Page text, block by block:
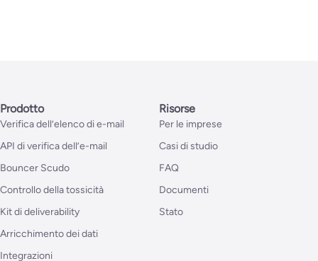
Prodotto
Verifica dell’elenco di e-mail
API di verifica dell’e-mail
Bouncer Scudo
Controllo della tossicità
Kit di deliverability
Arricchimento dei dati
Integrazioni
Risorse
Per le imprese
Casi di studio
FAQ
Documenti
Stato